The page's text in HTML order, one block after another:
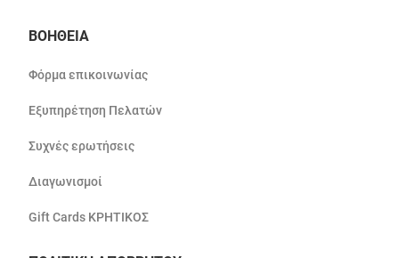
ΒΟΗΘΕΙΑ
Φόρμα επικοινωνίας
Εξυπηρέτηση Πελατών
Συχνές ερωτήσεις
Διαγωνισμοί
Gift Cards ΚΡΗΤΙΚΟΣ